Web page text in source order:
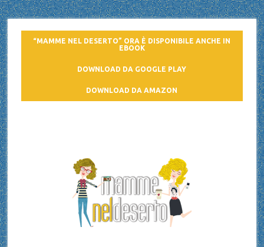
“MAMME NEL DESERTO” ORA È DISPONIBILE ANCHE IN
EBOOK
DOWNLOAD DA GOOGLE PLAY
DOWNLOAD DA AMAZON